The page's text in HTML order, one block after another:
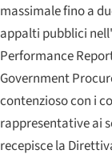
massimale fino a
appalti pubblici
Performance
Government
contenzioso con i
rappresentative ai
recepisce la